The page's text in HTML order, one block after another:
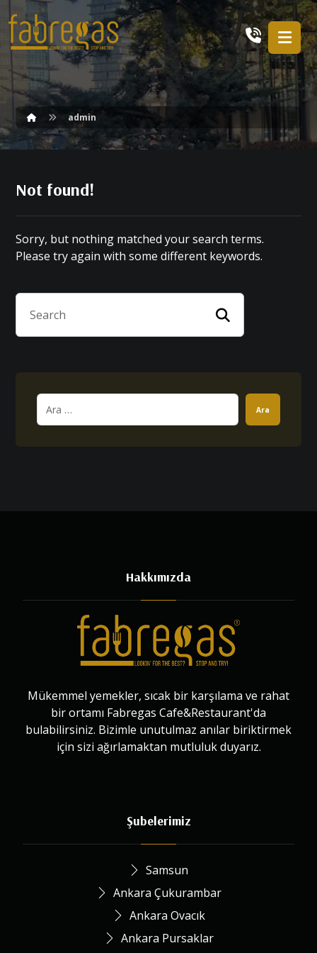
admin
Not found!
Sorry, but nothing matched your search terms.
Please try again with some different keywords.
Ara
Hakkımızda
Mükemmel yemekler, sıcak bir karşılama ve rahat
bir ortamı Fabregas Cafe&Restaurant'da
bulabilirsiniz. Bizimle unutulmaz anılar biriktirmek
için sizi ağırlamaktan mutluluk duyarız.
Şubelerimiz
Samsun
Ankara Çukurambar
Ankara Ovacık
Ankara Pursaklar